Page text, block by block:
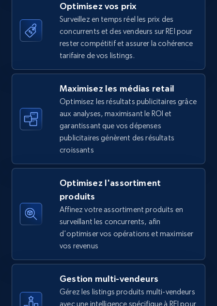
Walmart - products
URL, Final price, Sku, Currency, Gtin,
Specifications, Image urls, Top reviews, and
5.6K+ 875+ Commencer
Walmart - products - Find new products by
using specific category URL
URL, Final price, Sku, Currency, Gtin,
more.
875+
Specifications, Image urls, Top reviews, and
more.
Optimisez vos prix
Surveillez en temps réel les prix des
concurrents et des vendeurs sur REI pour
rester compétitif et assurer la cohérence
tarifaire de vos listings.
Maximisez les médias retail
Optimisez les résultats publicitaires grâce
aux analyses, maximisant le ROI et
garantissant que vos dépenses
publicitaires génèrent des résultats
croissants
Optimisez l'assortiment
produits
Affinez votre assortiment produits en
surveillant les concurrents, afin
d'optimiser vos opérations et maximiser
vos revenus
Gestion multi-vendeurs
Gérez les listings produits multi-vendeurs
avec une intelligence spécifique à REI pour